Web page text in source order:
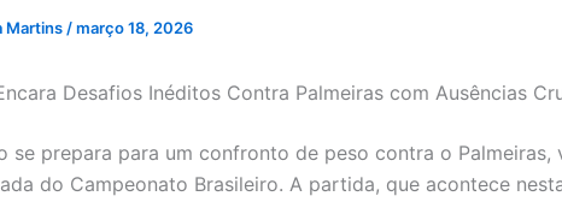
Martins /março 18, 2026
Desafios Inéditos Contra Palmeiras com Ausências
se prepara para um confronto de peso contra o Palmeiras,
do Campeonato Brasileiro. A partida, que acontece